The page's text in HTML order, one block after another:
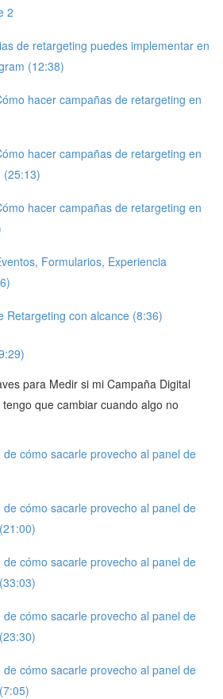
2
de retargeting puedes implementar en
(12:38)
hacer campañas de retargeting en
hacer campañas de retargeting en
(25:13)
hacer campañas de retargeting en
Formularios, Experiencia
Retargeting con alcance (8:36)
para Medir si mi Campaña Digital
que cambiar cuando algo no
de cómo sacarle provecho al panel de
de cómo sacarle provecho al panel de
de cómo sacarle provecho al panel de
de cómo sacarle provecho al panel de
de cómo sacarle provecho al panel de